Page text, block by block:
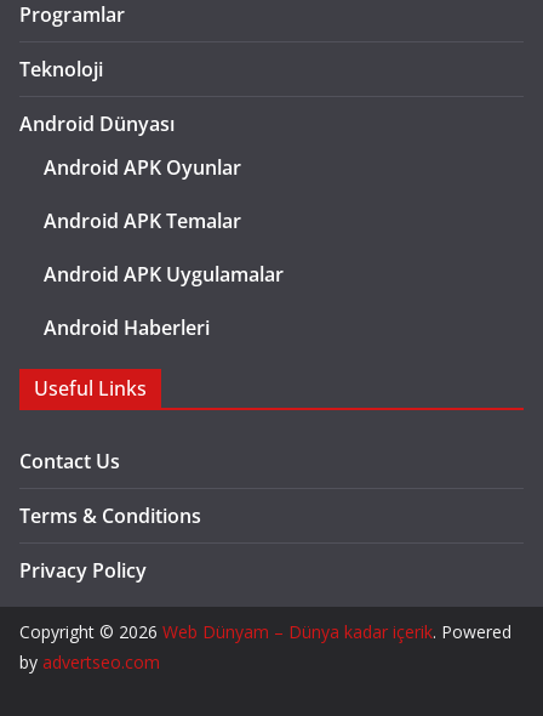
Programlar
Teknoloji
Android Dünyası
Android APK Oyunlar
Android APK Temalar
Android APK Uygulamalar
Android Haberleri
Useful Links
Contact Us
Terms & Conditions
Privacy Policy
Copyright © 2026 Web Dünyam – Dünya kadar içerik. Powered
by advertseo.com